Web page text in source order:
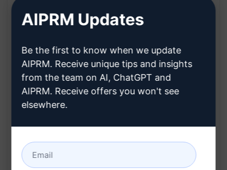
Ajuda a atrair mais tráfego orgânico;
Melhora o ranking nos resultados de
pesquisa;
Auxilia na promoção eficaz do seu negócio
AIPRM Updates
Be the first to know when we update
AIPRM. Receive unique tips and insights
from the team on AI, ChatGPT and
AIPRM. Receive offers you won't see
elsewhere.